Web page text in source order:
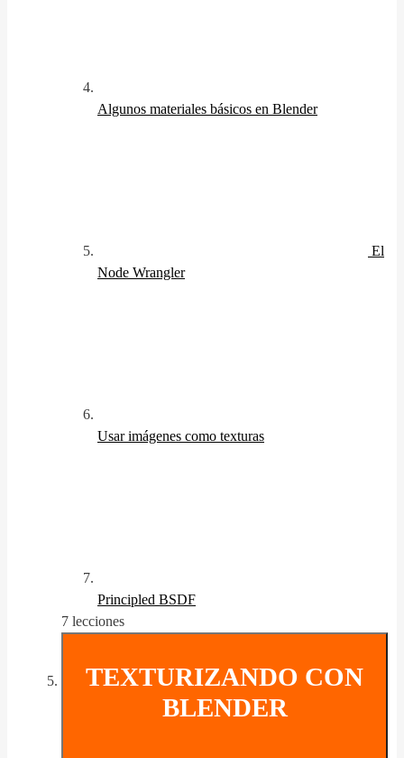
Algunos materiales básicos en Blender
El
Node Wrangler
Usar imágenes como texturas
Principled BSDF
7 lecciones
TEXTURIZANDO CON
BLENDER